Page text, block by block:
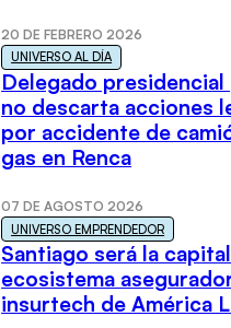
20 DE FEBRERO 2026
UNIVERSO AL DÍA
Delegado presidencial
no descarta acciones
por accidente de
gas en Renca
07 DE AGOSTO 2026
UNIVERSO EMPRENDEDOR
Santiago será la
ecosistema
insurtech de América